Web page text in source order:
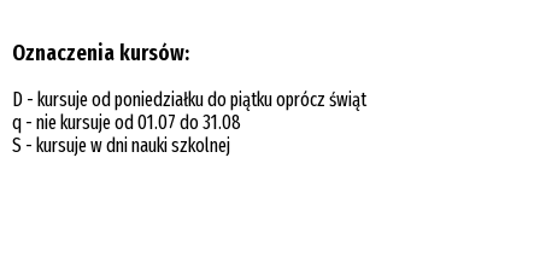
Oznaczenia kursów:
D - kursuje od poniedziałku do piątku oprócz świąt
q - nie kursuje od 01.07 do 31.08
S - kursuje w dni nauki szkolnej